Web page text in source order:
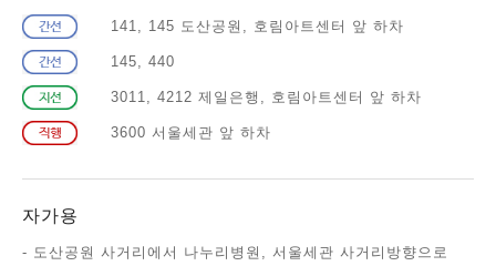
141, 145 도산공원, 호림아트센터 앞 하차
145, 440
3011, 4212 제일은행, 호림아트센터 앞 하차
3600 서울세관 앞 하차
자가용
- 도산공원 사거리에서 나누리병원, 서울세관 사거리방향으로